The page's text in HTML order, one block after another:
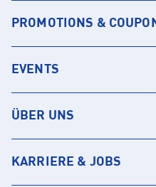
PROMOTIONS &
EVENTS
ÜBER UNS
KARRIERE & JOBS